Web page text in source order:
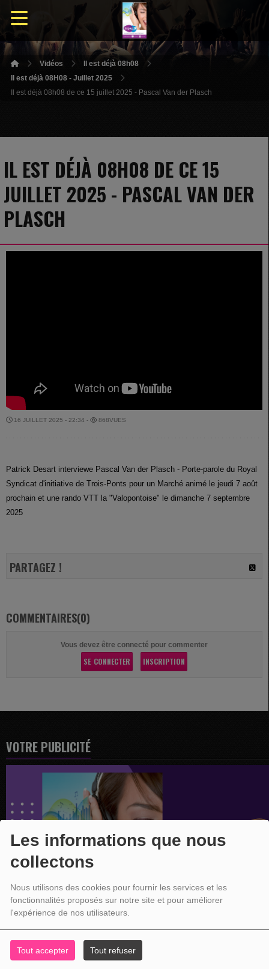
Les informations que nous
collectons
Nous utilisons des cookies pour fournir les services et les
fonctionnalités proposés sur notre site et pour améliorer
l'expérience de nos utilisateurs.
Tout accepter Tout refuser
Vidéos
Il est déjà 08h08
Il est déjà 08H08 - Juillet 2025
Il est déjà 08h08 de ce 15 juillet 2025 - Pascal Van der Plasch
IL EST DÉJÀ 08H08 DE CE 15
JUILLET 2025 - PASCAL VAN DER
PLASCH
16 JUILLET 2025 - 22:34 - 868VUES
Patrick Desart interviewe Pascal Van der Plasch - Porte-parole du Royal
Syndicat d'initiative de Trois-Ponts pour un Marché animé le jeudi 7 août
prochain et une rando VTT la "Valopontoise" le dimanche 7 septembre
2025
PARTAGEZ !
COMMENTAIRES(0)
Vous devez être connecté pour commenter
SE CONNECTER INSCRIPTION
VOTRE PUBLICITÉ